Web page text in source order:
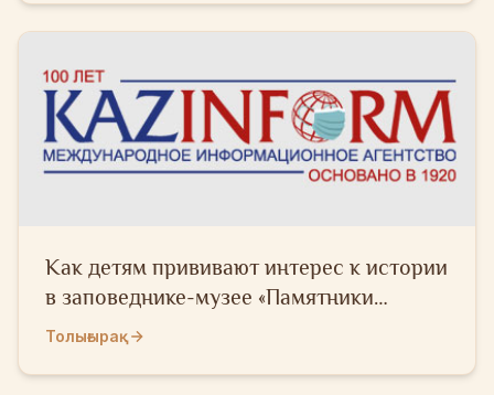
Как детям прививают интерес к истории
в заповеднике-музее «Памятники
древнего Тараза»
Толығырақ